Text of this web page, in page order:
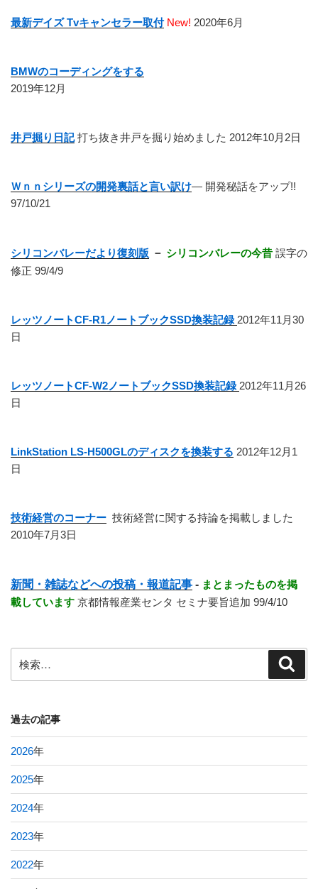
最新デイズ Tvキャンセラー取付New! 2020年6月
BMWのコーディングをする
2019年12月
井戸掘り日記 打ち抜き井戸を掘り始めました 2012年10月2日
Ｗｎｎシリーズの開発裏話と言い訳け― 開発秘話をアップ!!
97/10/21
シリコンバレーだより復刻版 － シリコンバレーの今昔 誤字の
修正 99/4/9
レッツノートCF-R1ノートブックSSD換装記録 2012年11月30
日
レッツノートCF-W2ノートブックSSD換装記録 2012年11月26
日
LinkStation LS-H500GLのディスクを換装する 2012年12月1
日
技術経営のコーナー 技術経営に関する持論を掲載しました
2010年7月3日
新聞・雑誌などへの投稿・報道記事 - まとまったものを掲
載しています 京都情報産業センタ セミナ要旨追加 99/4/10
索:
過去の記事
2026年
2025年
2024年
2023年
2022年